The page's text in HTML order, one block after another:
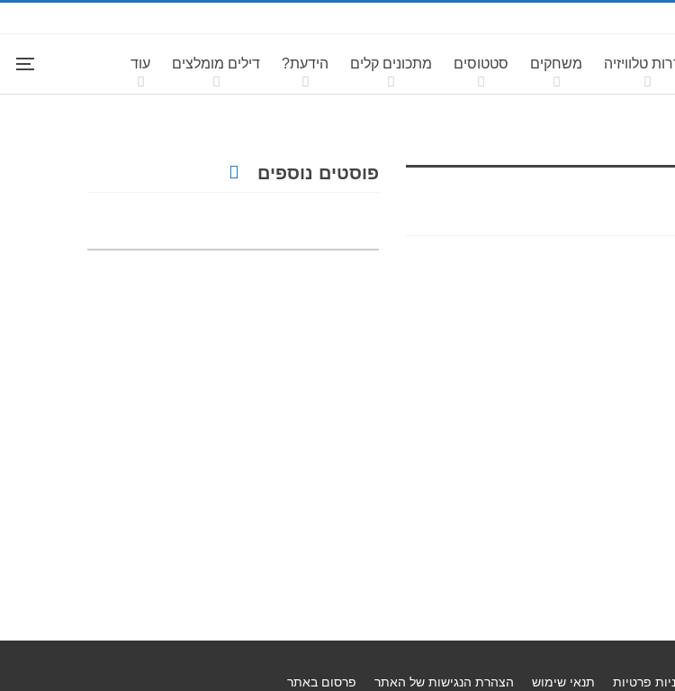
טלוויזיה משחקים סטטוסים מתכונים קלים הידעת? דילים מומלצים עוד
פוסטים נוספים
פרטיות תנאי שימוש הצהרת הנגישות של האתר פרסום באתר